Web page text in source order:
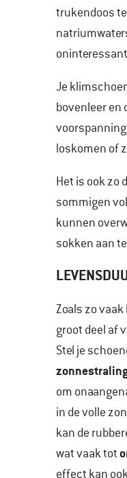
trukendoos
Je
bovenleer en
loskomen of
Het is ook zo
sommigen
kunnen
sokken aan
Zoals zo
groot deel af
Stel je
om
in de volle
kan de
wat vaak tot
effect kan